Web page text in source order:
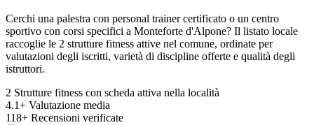
Cerchi una palestra con personal trainer certificato o un centro
sportivo con corsi specifici a Monteforte d'Alpone? Il listato locale
raccoglie le 2 strutture fitness attive nel comune, ordinate per
valutazioni degli iscritti, varietà di discipline offerte e qualità degli
istruttori.
2 Strutture fitness con scheda attiva nella località
4.1+ Valutazione media
118+ Recensioni verificate